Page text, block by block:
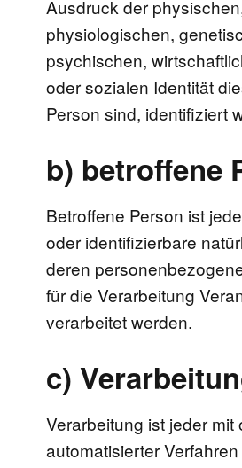
Ausdruck der
physiologischen,
psychischen,
oder sozialen Identität
Person sind, identifiziert
b) betroffene
Betroffene Person ist
oder identifizierbare
deren
für die Verarbeitung
verarbeitet werden.
c)
Verarbeitung ist jeder mit
automatisierter